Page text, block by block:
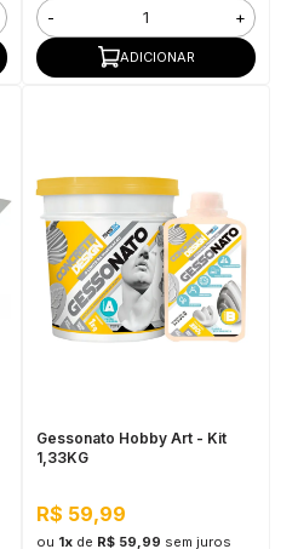
- +
ADICIONAR
Gessonato Hobby Art - Kit
1,33KG
R$ 59,99
ou 1xde R$ 59,99 sem juros